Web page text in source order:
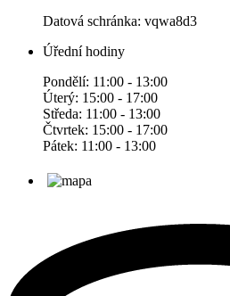
Datová schránka: vqwa8d3
Úřední hodiny
Pondělí: 11:00 - 13:00
Úterý: 15:00 - 17:00
Středa: 11:00 - 13:00
Čtvrtek: 15:00 - 17:00
Pátek: 11:00 - 13:00